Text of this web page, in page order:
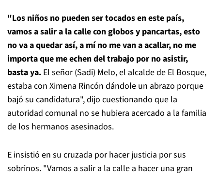
"Los niños no pueden ser tocados en este país,
vamos a salir a la calle con globos y pancartas, esto
no va a quedar así, a mí no me van a acallar, no me
importa que me echen del trabajo por no asistir,
basta ya. El señor (Sadi) Melo, el alcalde de El Bosque,
estaba con Ximena Rincón dándole un abrazo porque
bajó su candidatura", dijo cuestionando que la
autoridad comunal no se hubiera acercado a la familia
de los hermanos asesinados.
E insistió en su cruzada por hacer justicia por sus
sobrinos. "Vamos a salir a la calle a hacer una gran